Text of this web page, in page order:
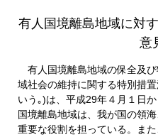
有人国境離島地域に対
意
有人国境離島地域の保全及
域社会の維持に関する特別措
いう｡)は、平成29年４月１日
国境離島地域は、我が国の領
重要な役割を担っている。ま